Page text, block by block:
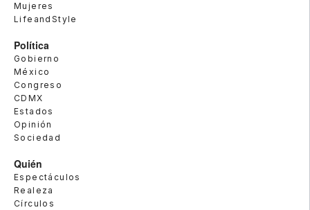
Mujeres
LifeandStyle
Política
Gobierno
México
Congreso
CDMX
Estados
Opinión
Sociedad
Quién
Espectáculos
Realeza
Círculos